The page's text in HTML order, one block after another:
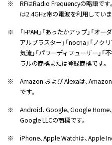
※
RFはRadio Frequencyの略語です
は2.4GHz帯の電波を利用していま
※
「I-PAM」「あったかアップ」「オー
アルブラスター」「nocria」「ノク
気流」「パワーディフューザー」「
ラルの商標または登録商標です。
※
Amazon および Alexaは、
です。
※
Android、Google、Google Home
Google LLCの商標です。
※
iPhone、Apple Watchは、Apple